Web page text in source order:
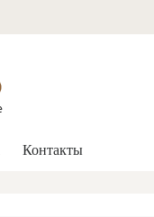
Контакты